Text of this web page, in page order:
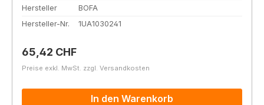
Hersteller
BOFA
Hersteller-Nr.
1UA1030241
Regulärer Preis:
65,42 CHF
Preise exkl. MwSt. zzgl. Versandkosten
In den Warenkorb